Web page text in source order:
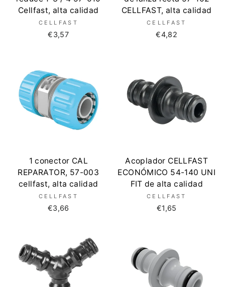
Cellfast, alta calidad
CELLFAST
€3,57
CELLFAST, alta calidad
CELLFAST
€4,82
1 conector CAL
REPARATOR, 57-003
cellfast, alta calidad
CELLFAST
€3,66
Acoplador CELLFAST
ECONÓMICO 54-140 UNI
FIT de alta calidad
CELLFAST
€1,65